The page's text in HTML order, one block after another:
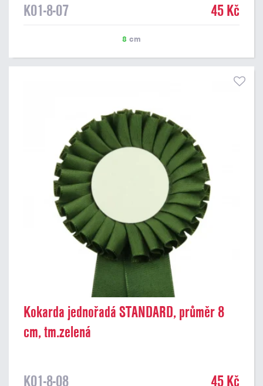
K01-8-07 45 Kč
8 cm
Kokarda jednořadá STANDARD, průměr 8
cm, tm.zelená
K01-8-08 45 Kč